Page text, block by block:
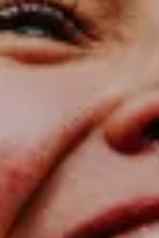
podpory zákazníků čekají, aby mohli
vaše dotazy.
Začít chat